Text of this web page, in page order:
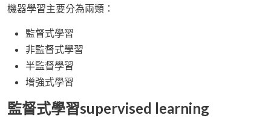
機器學習主要分為兩類：
監督式學習
非監督式學習
半監督學習
增強式學習
監督式學習supervised learning